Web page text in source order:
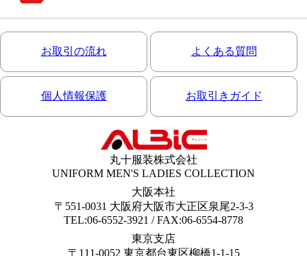
お取引の流れ よくある質問
個人情報保護 お取引きガイド
丸十服装株式会社
UNIFORM MEN'S LADIES COLLECTION
大阪本社
〒551-0031 大阪府大阪市大正区泉尾2-3-3
TEL:06-6552-3921 / FAX:06-6554-8778
東京支店
〒111-0052 東京都台東区柳橋1-1-15